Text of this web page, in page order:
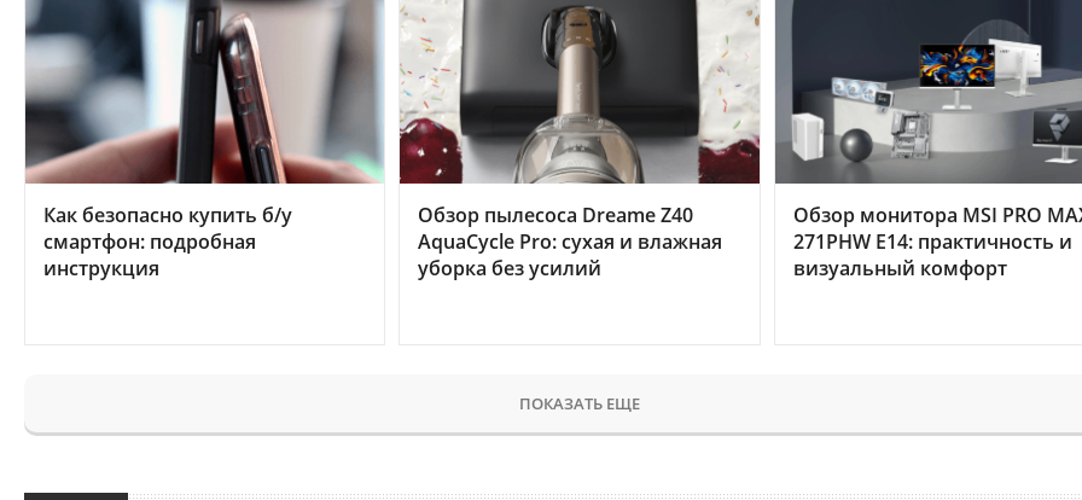
Как безопасно купить б/у
смартфон: подробная
инструкция
Обзор пылесоса Dreame Z40
AquaCycle Pro: сухая и влажная
уборка без усилий
Обзор монитора MSI PRO
271PHW E14: практичность и
визуальный комфорт
ПОКАЗАТЬ ЕЩЕ